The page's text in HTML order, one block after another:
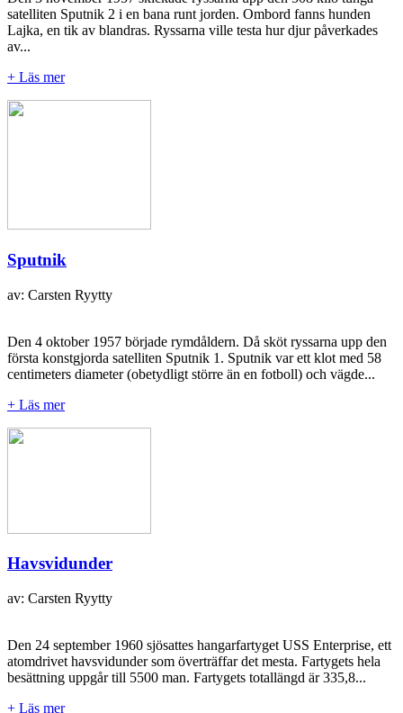
satelliten Sputnik 2 i en bana runt jorden. Ombord fanns hunden
Lajka, en tik av blandras. Ryssarna ville testa hur djur påverkades
av...
+ Läs mer
Sputnik
av: Carsten Ryytty
Den 4 oktober 1957 började rymdåldern. Då sköt ryssarna upp den
första konstgjorda satelliten Sputnik 1. Sputnik var ett klot med 58
centimeters diameter (obetydligt större än en fotboll) och vägde...
+ Läs mer
Havsvidunder
av: Carsten Ryytty
Den 24 september 1960 sjösattes hangarfartyget USS Enterprise, ett
atomdrivet havsvidunder som överträffar det mesta. Fartygets hela
besättning uppgår till 5500 man. Fartygets totallängd är 335,8...
+ Läs mer